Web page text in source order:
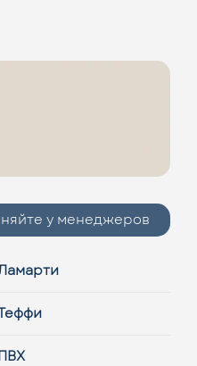
у менеджеров
ПВХ